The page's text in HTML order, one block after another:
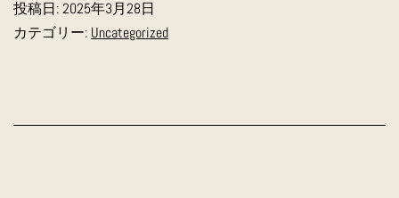
投稿日:2025年3月28日
カテゴリー: Uncategorized